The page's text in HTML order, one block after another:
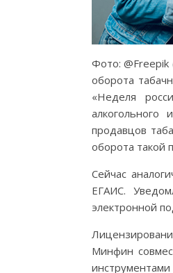
Фото:
оборота
«Неделя
продавцов
оборота такой
Сейчас
ЕГАИС.
электронной
Минфин